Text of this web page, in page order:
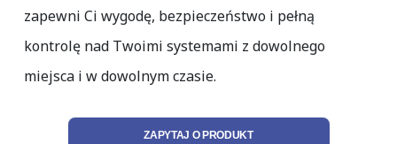
zapewni Ci wygodę, bezpieczeństwo i pełną
kontrolę nad Twoimi systemami z dowolnego
miejsca i w dowolnym czasie.
ZAPYTAJ O PRODUKT